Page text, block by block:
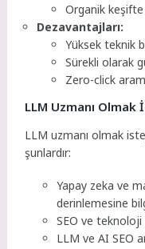
Organik keşifte
Dezavantajları:
Yüksek teknik
Sürekli olarak
Zero-click
LLM Uzmanı Olmak
LLM uzmanı olmak
şunlardır:
Yapay zeka ve
derinlemesine
SEO ve
LLM ve AI SEO